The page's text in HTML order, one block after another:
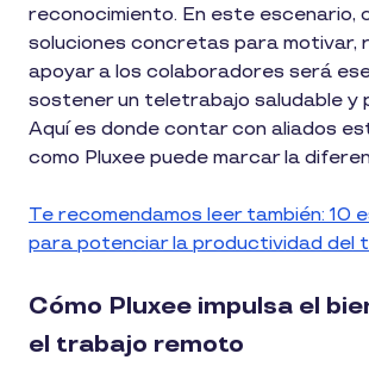
reconocimiento. En este escenario,
soluciones concretas para motivar,
apoyar a los colaboradores será
sostener un teletrabajo saludable y
Aquí es donde contar con aliados
como Pluxee puede marcar la
Te recomendamos leer también: 10
para potenciar la productividad del
Cómo Pluxee impulsa el
el trabajo remoto